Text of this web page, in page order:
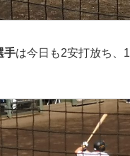
手は今日も2安打放ち、